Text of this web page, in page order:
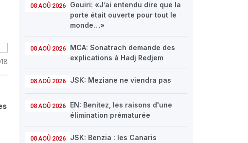
08 AOÛ 2026
Gouiri: «J’ai entendu dire que la
porte était ouverte pour tout le
monde…»
08 AOÛ 2026
MCA: Sonatrach demande des
explications à Hadj Redjem
08 AOÛ 2026 JSK: Meziane ne viendra pas
08 AOÛ 2026
EN: Benitez, les raisons d'une
élimination prématurée
08 AOÛ 2026
JSK: Benzia : les Canaris